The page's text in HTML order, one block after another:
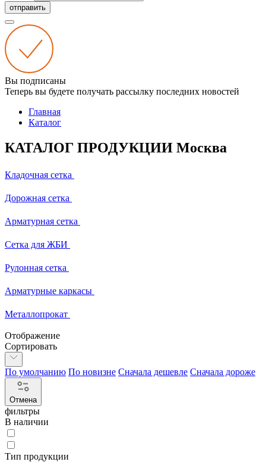
отправить
Вы подписаны
Теперь вы будете получать рассылку последних новостей
Главная
Каталог
КАТАЛОГ ПРОДУКЦИИ Москва
Кладочная сетка
Дорожная сетка
Арматурная сетка
Сетка для ЖБИ
Рулонная сетка
Арматурные каркасы
Металлопрокат
Отображение
Сортировать
По умолчанию По новизне Сначала дешевле Сначала дороже
Отмена
фильтры
В наличии
Тип продукции